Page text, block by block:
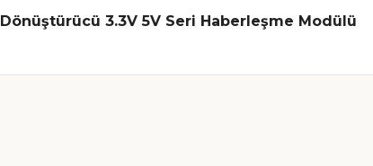
Dönüştürücü 3.3V 5V Seri Haberleşme Modülü